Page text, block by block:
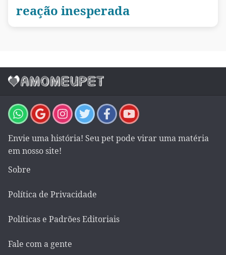
reação inesperada
Envie uma história! Seu pet pode virar uma matéria
em nosso site!
Sobre
Política de Privacidade
Políticas e Padrões Editoriais
Fale com a gente